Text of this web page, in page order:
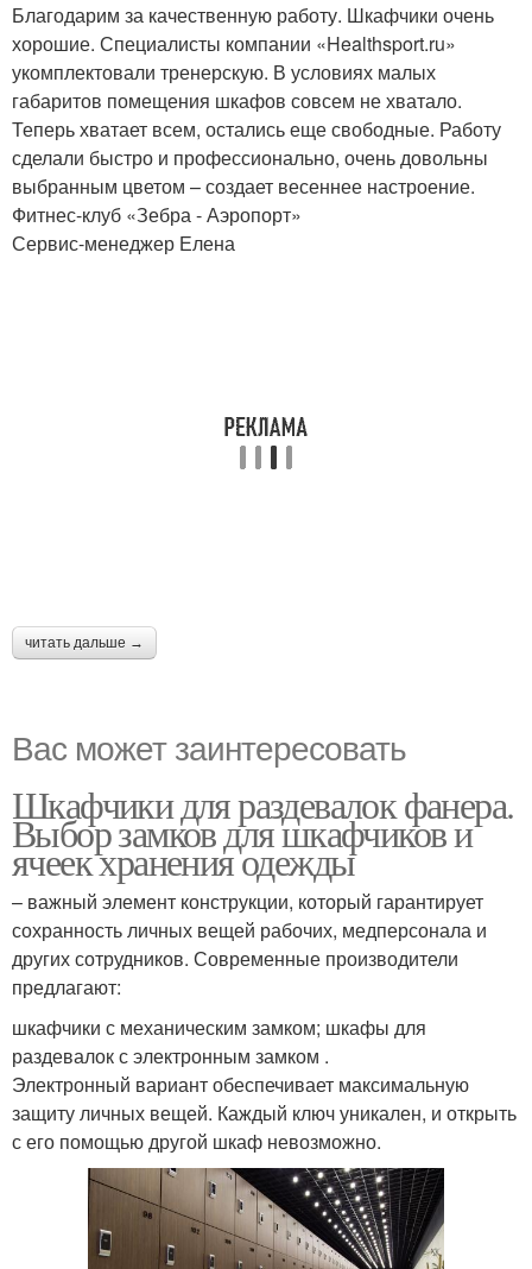
Благодарим за качественную работу. Шкафчики очень
хорошие. Специалисты компании «Healthsport.ru»
укомплектовали тренерскую. В условиях малых
габаритов помещения шкафов совсем не хватало.
Теперь хватает всем, остались еще свободные. Работу
сделали быстро и профессионально, очень довольны
выбранным цветом – создает весеннее настроение.
Фитнес-клуб «Зебра - Аэропорт»
Сервис-менеджер Елена
читать дальше →
Вас может заинтересовать
Шкафчики для раздевалок фанера.
Выбор замков для шкафчиков и
ячеек хранения одежды
– важный элемент конструкции, который гарантирует
сохранность личных вещей рабочих, медперсонала и
других сотрудников. Современные производители
предлагают:
шкафчики с механическим замком; шкафы для
раздевалок с электронным замком .
Электронный вариант обеспечивает максимальную
защиту личных вещей. Каждый ключ уникален, и открыть
с его помощью другой шкаф невозможно.